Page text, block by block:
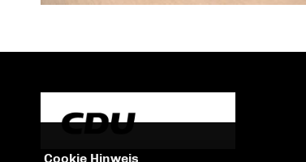
Cookie Hinweis